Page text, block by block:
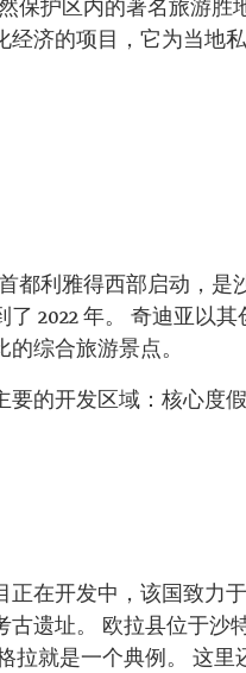
保护区内的著名旅游
经济的项目，它为当地
都利雅得西部启动，
2022 年。 奇迪亚以
综合旅游景点。
要的开发区域：核心度
正在开发中，该国致力
古遗址。 欧拉县位于沙
拉就是一个典例。 这